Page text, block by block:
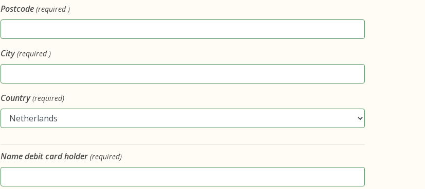
Postcode (required )
City (required )
Country(required)
Name debit card holder (required)